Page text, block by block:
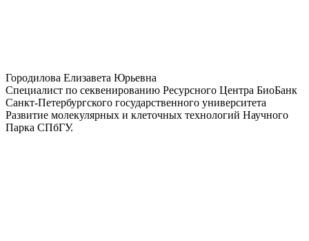
Городилова Елизавета Юрьевна
Специалист по секвенированию Ресурсного Центра БиоБанк
Санкт-Петербургского государственного университета
Развитие молекулярных и клеточных технологий Научного
Парка СПбГУ.